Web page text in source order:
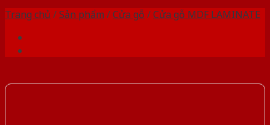
Trang chủ /Sản phẩm /Cửa gỗ /Cửa gỗ MDF LAMINATE